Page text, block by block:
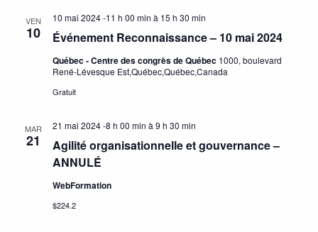
VEN
10 Événement Reconnaissance – 10 mai 2024
10 mai 2024 -11 h 00 min à 15 h 30 min
Québec - Centre des congrès de Québec 1000, boulevard
René-Lévesque Est,Québec,Québec,Canada
Gratuit
MAR
21
Agilité organisationnelle et gouvernance –
ANNULÉ
21 mai 2024 -8 h 00 min à 9 h 30 min
WebFormation
$224.2